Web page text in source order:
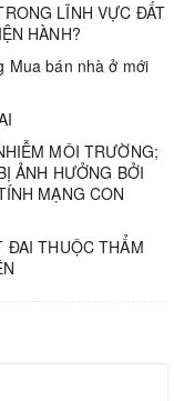
LĨNH VỰC ĐẤT
HÀNH?
Mua bán nhà ở mới
MÔI TRƯỜNG;
ẢNH HƯỞNG BỞI
MẠNG CON
ĐAI THUỘC THẨM